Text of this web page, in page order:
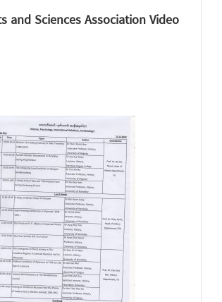
and Sciences Association Video